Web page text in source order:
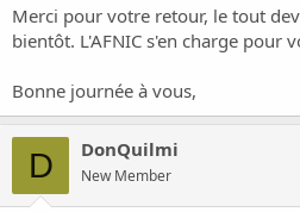
Merci pour votre retour, le tout
bientôt. L'AFNIC s'en charge pour
Bonne journée à vous,
D DonQuilmi
New Member